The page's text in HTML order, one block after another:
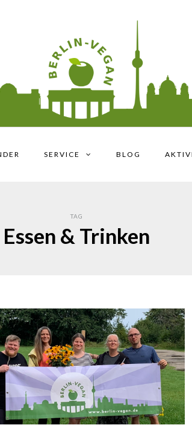
SERVICE BLOG
TAG
Essen & Trinken